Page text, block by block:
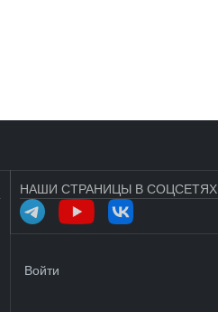
НАШИ СТРАНИЦЫ В СОЦСЕТЯХ
Войти